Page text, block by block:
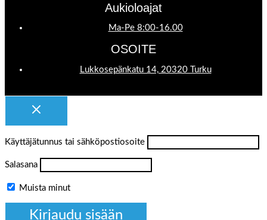
Aukioloajat
Ma-Pe 8:00-16.00
OSOITE
Lukkosepänkatu 14, 20320 Turku
Käyttäjätunnus tai sähköpostiosoite
Salasana
Muista minut